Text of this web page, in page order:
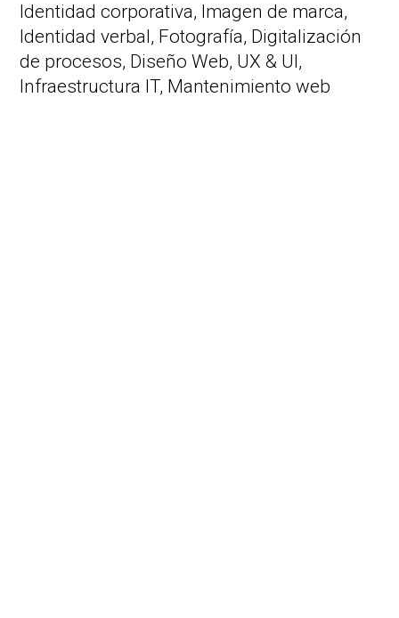
Identidad corporativa, Imagen de marca,
Identidad verbal, Fotografía, Digitalización
de procesos, Diseño Web, UX & UI,
Infraestructura IT, Mantenimiento web